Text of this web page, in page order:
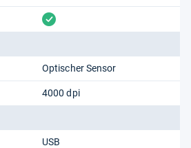
vorhanden
Optischer Sensor
4000 dpi
USB